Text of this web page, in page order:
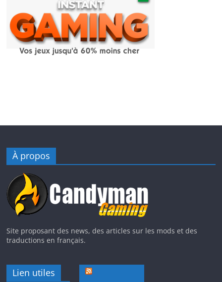
À propos
Site proposant des news, des articles sur les mods et des
traductions en français.
Lien utiles